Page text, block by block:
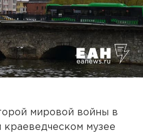
мировой войны в
музее